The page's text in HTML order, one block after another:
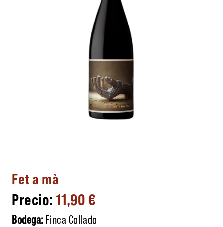
Fet a mà
11,90€
Bodega:Finca Collado